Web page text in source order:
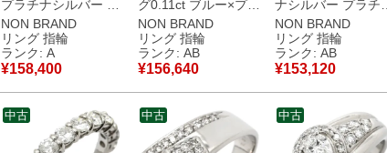
プラチナシルバー レ
ッド 赤 1石 プラチナ
11.5号 【中古】中古
美品
NON BRAND
リング 指輪
ランク: A
¥158,400
グ0.11ct ブルー×プラ
チナシルバー Pt900
ブルー オーバル アシ
ンメトリー デザイン
12号 【中古】中古品
NON BRAND
リング 指輪
ランク: AB
¥156,640
ナシルバー プラチナ
Pt900 6P 6石 6粒 ス
クエアカット レール
留め 11号 【中古】
中古品
NON BRAND
リング 指輪
ランク: AB
¥153,120
中古 中古 中古